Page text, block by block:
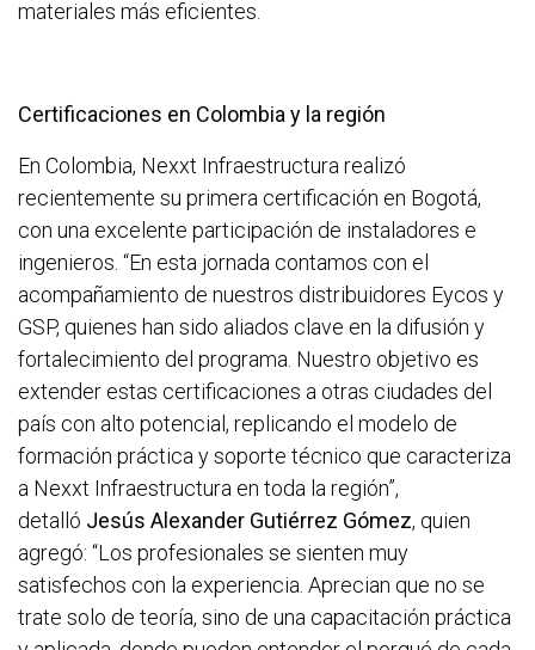
materiales más eficientes.
Certificaciones en Colombia y la región
En Colombia, Nexxt Infraestructura realizó
recientemente su primera certificación en Bogotá,
con una excelente participación de instaladores e
ingenieros. “En esta jornada contamos con el
acompañamiento de nuestros distribuidores Eycos y
GSP, quienes han sido aliados clave en la difusión y
fortalecimiento del programa. Nuestro objetivo es
extender estas certificaciones a otras ciudades del
país con alto potencial, replicando el modelo de
formación práctica y soporte técnico que caracteriza
a Nexxt Infraestructura en toda la región”,
detalló Jesús Alexander Gutiérrez Gómez, quien
agregó: “Los profesionales se sienten muy
satisfechos con la experiencia. Aprecian que no se
trate solo de teoría, sino de una capacitación práctica